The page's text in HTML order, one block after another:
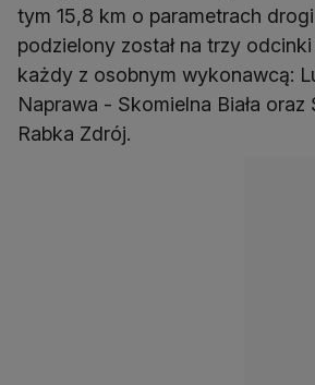
tym 15,8 km o parametrach
podzielony został na trzy
każdy z osobnym wykonawcą:
Naprawa - Skomielna Biała oraz
Rabka Zdrój.